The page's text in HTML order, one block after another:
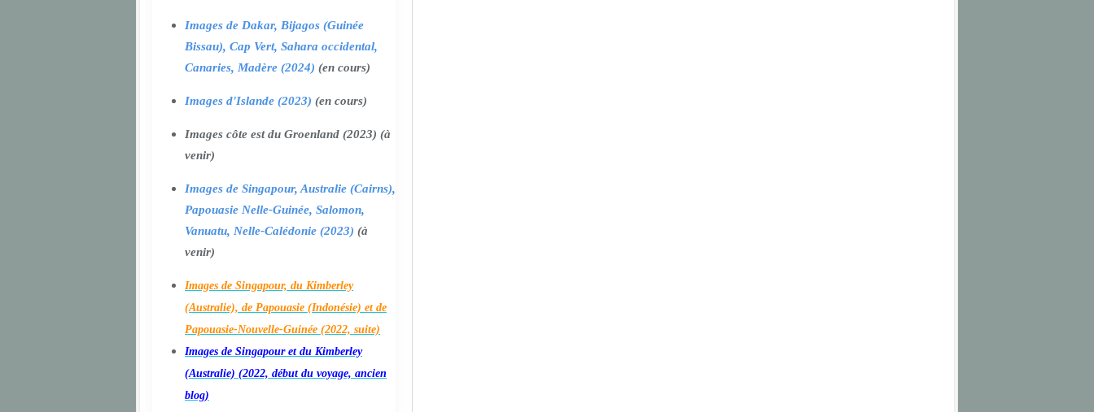
Images de Dakar, Bijagos (Guinée
Bissau), Cap Vert, Sahara occidental,
Canaries, Madère (2024) (en cours)
Images d'Islande (2023) (en cours)
Images côte est du Groenland (2023) (à
venir)
Images de Singapour, Australie (Cairns),
Papouasie Nelle-Guinée, Salomon,
Vanuatu, Nelle-Calédonie (2023) (à
venir)
Images de Singapour, du Kimberley
(Australie), de Papouasie (Indonésie) et de
Papouasie-Nouvelle-Guinée (2022, suite)
Images de Singapour et du Kimberley
(Australie) (2022, début du voyage, ancien
blog)